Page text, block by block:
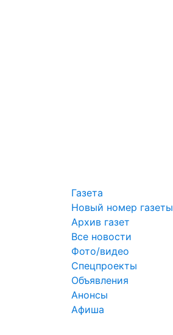
Газета
Новый номер газеты
Архив газет
Все новости
Фото/видео
Спецпроекты
Объявления
Анонсы
Афиша